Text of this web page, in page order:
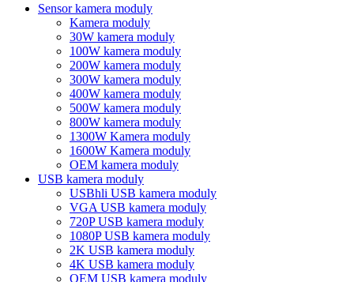
Sensor kamera moduly
Kamera moduly
30W kamera moduly
100W kamera moduly
200W kamera moduly
300W kamera moduly
400W kamera moduly
500W kamera moduly
800W kamera moduly
1300W Kamera moduly
1600W Kamera moduly
OEM kamera moduly
USB kamera moduly
USBhli USB kamera moduly
VGA USB kamera moduly
720P USB kamera moduly
1080P USB kamera moduly
2K USB kamera moduly
4K USB kamera moduly
OEM USB kamera moduly